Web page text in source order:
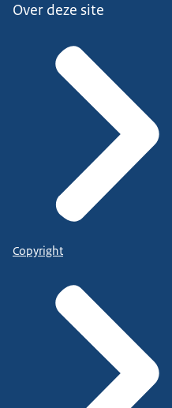
Over deze site
Copyright